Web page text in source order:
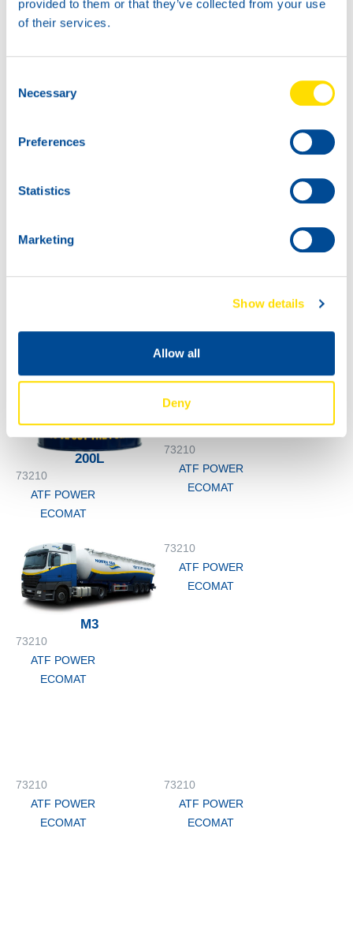
provided to them or that they’ve collected from your use
of their services.
Selection
Necessary
Preferences
Statistics
Marketing
Show details
Allow all
Deny
Available in:
73210
ECOMAT
200L
73210
ATF POWER
ECOMAT
73210
ATF POWER
ECOMAT
M3
73210
ATF POWER
ECOMAT
73210
ATF POWER
ECOMAT
73210
ATF POWER
ECOMAT
73210
ATF POWER
ECOMAT